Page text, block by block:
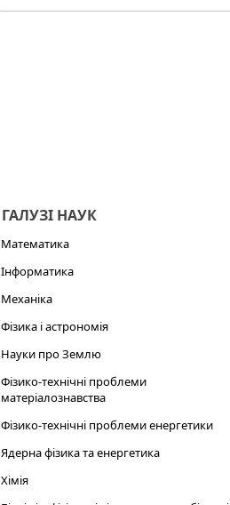
ГАЛУЗІ НАУК
Математика
Інформатика
Механіка
Фізика і астрономія
Науки про Землю
Фізико-технічні проблеми
матеріалознавства
Фізико-технічні проблеми енергетики
Ядерна фізика та енергетика
Хімія